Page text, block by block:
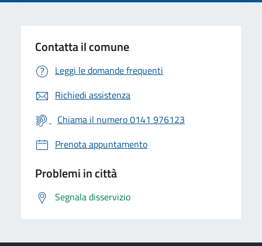
Contatta il comune
Leggi le domande frequenti
Richiedi assistenza
Chiama il numero 0141 976123
Prenota appuntamento
Problemi in città
Segnala disservizio